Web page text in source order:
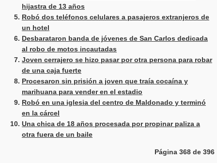
hijastra de 13 años
Robó dos teléfonos celulares a pasajeros extranjeros de
un hotel
Desbarataron banda de jóvenes de San Carlos dedicada
al robo de motos incautadas
Joven cerrajero se hizo pasar por otra persona para robar
de una caja fuerte
Procesaron sin prisión a joven que traía cocaína y
marihuana para vender en el estadio
Robó en una iglesia del centro de Maldonado y terminó
en la cárcel
Una chica de 18 años procesada por propinar paliza a
otra fuera de un baile
Página 368 de 396